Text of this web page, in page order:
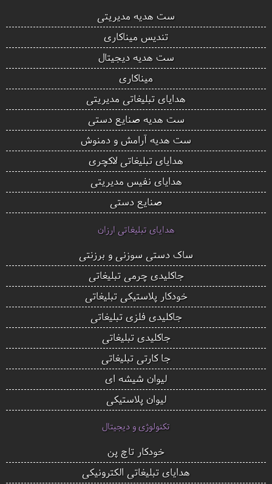
ست هدیه مدیریتی
تندیس میناکاری
ست هدیه دیجیتال
میناکاری
هدایای تبلیغاتی مدیریتی
ست هدیه صنایع دستی
ست هدیه آرامش و دمنوش
هدایای تبلیغاتی لاکچری
هدایای نفیس مدیریتی
صنایع دستی
هدایای تبلیغاتی ارزان
ساک دستی سوزنی و برزنتی
جاکلیدی چرمی تبلیغاتی
خودکار پلاستیکی تبلیغاتی
جاکلیدی فلزی تبلیغاتی
جاکلیدی تبلیغاتی
جا کارتی تبلیغاتی
لیوان شیشه ای
لیوان پلاستیکی
تکنولوژی و دیجیتال
خودکار تاچ پن
هدایای تبلیغاتی الکترونیکی